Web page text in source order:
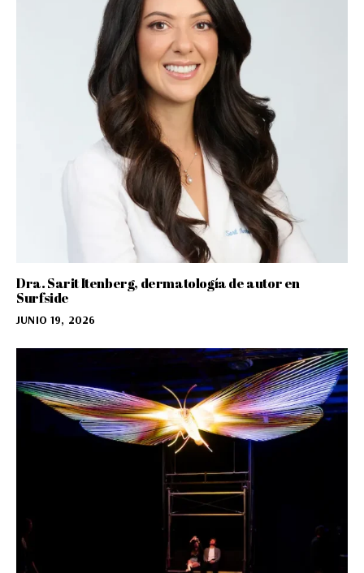
Dra. Sarit Itenberg, dermatología de autor en
Surfside
JUNIO 19, 2026